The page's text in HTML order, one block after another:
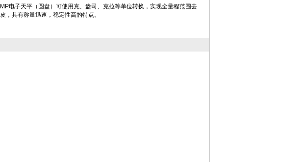
MP电子天平（圆盘）可使用克、盎司、克拉等单位转换，实现全量程范围去
皮，具有称量迅速，稳定性高的特点。